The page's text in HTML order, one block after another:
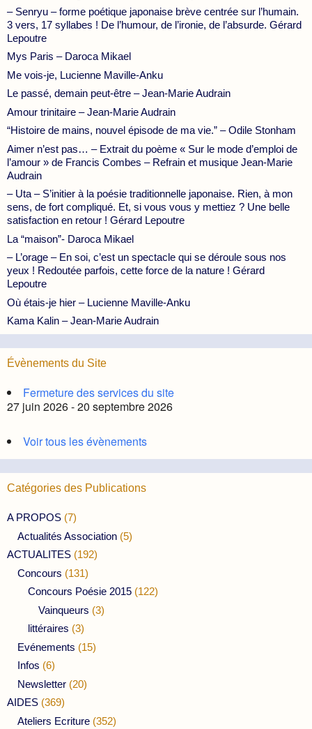
– Senryu – forme poétique japonaise brève centrée sur l’humain.
3 vers, 17 syllabes ! De l’humour, de l’ironie, de l’absurde. Gérard
Lepoutre
Mys Paris – Daroca Mikael
Me vois-je, Lucienne Maville-Anku
Le passé, demain peut-être – Jean-Marie Audrain
Amour trinitaire – Jean-Marie Audrain
“Histoire de mains, nouvel épisode de ma vie.” – Odile Stonham
Aimer n’est pas… – Extrait du poème « Sur le mode d’emploi de
l’amour » de Francis Combes – Refrain et musique Jean-Marie
Audrain
– Uta – S’initier à la poésie traditionnelle japonaise. Rien, à mon
sens, de fort compliqué. Et, si vous vous y mettiez ? Une belle
satisfaction en retour ! Gérard Lepoutre
La “maison”- Daroca Mikael
– L’orage – En soi, c’est un spectacle qui se déroule sous nos
yeux ! Redoutée parfois, cette force de la nature ! Gérard
Lepoutre
Où étais-je hier – Lucienne Maville-Anku
Kama Kalin – Jean-Marie Audrain
Évènements du Site
Fermeture des services du site
27 juin 2026 - 20 septembre 2026
Voir tous les évènements
Catégories des Publications
A PROPOS (7)
Actualités Association (5)
ACTUALITES (192)
Concours (131)
Concours Poésie 2015 (122)
Vainqueurs (3)
littéraires (3)
Evénements (15)
Infos (6)
Newsletter (20)
AIDES (369)
Ateliers Ecriture (352)